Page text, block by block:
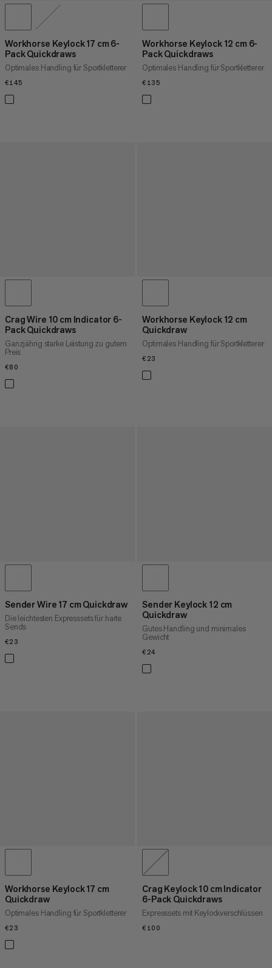
Workhorse Keylock 17 cm 6-
Pack Quickdraws
Optimales Handling für Sportkletterer
€145
Workhorse Keylock 12 cm 6-
Pack Quickdraws
Optimales Handling für Sportkletterer
€135
Crag Wire 10 cm Indicator 6-
Pack Quickdraws
Ganzjährig starke Leistung zu gutem
Preis
€80
Workhorse Keylock 12 cm
Quickdraw
Optimales Handling für Sportkletterer
€23
Sender Wire 17 cm Quickdraw
Die leichtesten Expresssets für harte
Sends
€23
Sender Keylock 12 cm
Quickdraw
Gutes Handling und minimales
Gewicht
€24
Workhorse Keylock 17 cm
Quickdraw
Optimales Handling für Sportkletterer
€23
Crag Keylock 10 cm Indicator
6-Pack Quickdraws
Expresssets mit Keylockverschlüssen
€100